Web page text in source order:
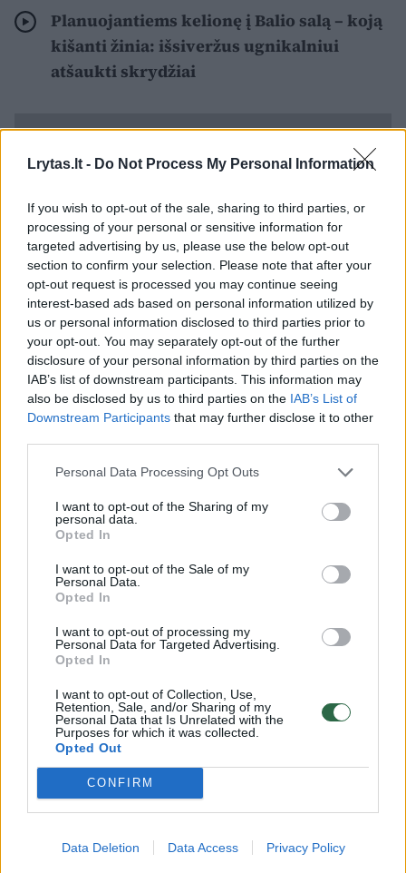
Lrytas.lt - Do Not Process My Personal Information
If you wish to opt-out of the sale, sharing to third parties, or
processing of your personal or sensitive information for
targeted advertising by us, please use the below opt-out
section to confirm your selection. Please note that after your
opt-out request is processed you may continue seeing
interest-based ads based on personal information utilized by
us or personal information disclosed to third parties prior to
your opt-out. You may separately opt-out of the further
disclosure of your personal information by third parties on the
IAB’s list of downstream participants. This information may
also be disclosed by us to third parties on the IAB’s List of
Downstream Participants that may further disclose it to other
Personal Data Processing Opt Outs
I want to opt-out of the Sharing of my
personal data.
Opted In
I want to opt-out of the Sale of my
Personal Data.
Opted In
I want to opt-out of processing my
Personal Data for Targeted Advertising.
Opted In
I want to opt-out of Collection, Use,
Retention, Sale, and/or Sharing of my
Personal Data that Is Unrelated with the
Purposes for which it was collected.
Opted Out
CONFIRM
Data Deletion Data Access Privacy Policy
Planuojantiems kelionę į Balio salą – koją
kišanti žinia: išsiveržus ugnikalniui
atšaukti skrydžiai
Vulkaniniais pelenais lijo ant kelių kaimų
aplink Levotobį Laki-Laki, antradienį
mažiausiai vienas kaimas buvo evakuotas,
agentūra.
Ji pridūrė, kad virpesiai vis dar registruojami,
o tai rodo, kad vulkaninė veikla tęsiasi.
Gyventojai ir turistai perspėti laikytis bent
septynių kilometrų atstumu nuo ugnikalnio
kraterio. Pranešimų apie žalą ar aukas
Susiję straipsniai